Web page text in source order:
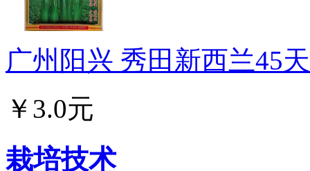
广州阳兴 秀田新西兰45
￥3.0元
栽培技术